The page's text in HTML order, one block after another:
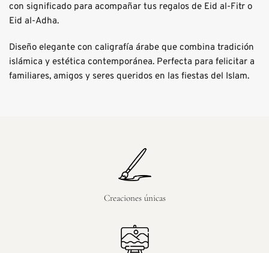
con significado para acompañar tus regalos de Eid al-Fitr o
Eid al-Adha.
Diseño elegante con caligrafía árabe que combina tradición
islámica y estética contemporánea. Perfecta para felicitar a
familiares, amigos y seres queridos en las fiestas del Islam.
Creaciones únicas